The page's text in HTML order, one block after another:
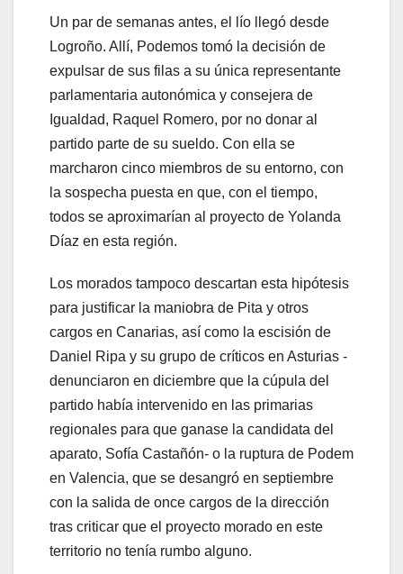
Un par de semanas antes, el lío llegó desde
Logroño. Allí, Podemos tomó la decisión de
expulsar de sus filas a su única representante
parlamentaria autonómica y consejera de
Igualdad, Raquel Romero, por no donar al
partido parte de su sueldo. Con ella se
marcharon cinco miembros de su entorno, con
la sospecha puesta en que, con el tiempo,
todos se aproximarían al proyecto de Yolanda
Díaz en esta región.
Los morados tampoco descartan esta hipótesis
para justificar la maniobra de Pita y otros
cargos en Canarias, así como la escisión de
Daniel Ripa y su grupo de críticos en Asturias -
denunciaron en diciembre que la cúpula del
partido había intervenido en las primarias
regionales para que ganase la candidata del
aparato, Sofía Castañón- o la ruptura de Podem
en Valencia, que se desangró en septiembre
con la salida de once cargos de la dirección
tras criticar que el proyecto morado en este
territorio no tenía rumbo alguno.